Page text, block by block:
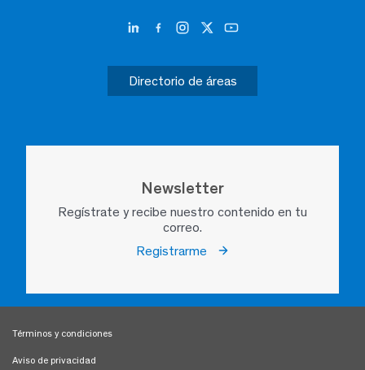
Directorio de áreas
Newsletter
Regístrate y recibe nuestro contenido en tu
correo.
Registrarme
Términos y condiciones
Aviso de privacidad